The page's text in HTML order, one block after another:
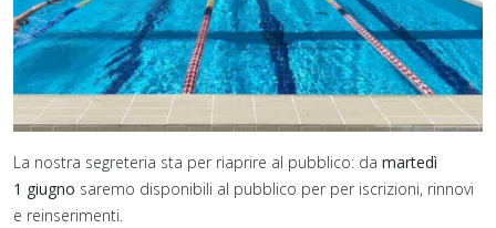
La nostra segreteria sta per riaprire al pubblico: da martedì
1 giugno saremo disponibili al pubblico per per iscrizioni, rinnovi
e reinserimenti.